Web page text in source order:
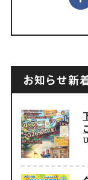
お知らせ新